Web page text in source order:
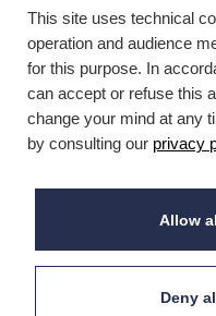
Mis à jour le 30/
This site uses technical
operation and audience
for this purpose. In
can accept or refuse this
change your mind at any
by consulting our privacy
Allow
Deny